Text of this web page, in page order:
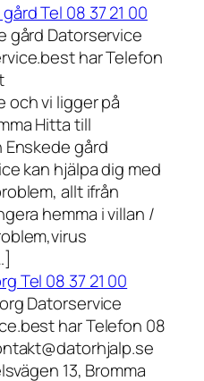
Tel 08 37 21 00
gård Datorservice
har Telefon
och vi ligger på
Hitta till
gård
kan hjälpa dig med
allt ifrån
hemma i villan /
Tel 08 37 21 00
Datorservice
har Telefon 08
13, Bromma